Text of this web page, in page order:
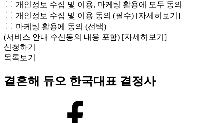
개인정보 수집 및 이용, 마케팅 활용에 모두 동의
개인정보 수집 및 이용 동의 (필수) [자세히보기]
마케팅 활용에 동의 (선택)
(서비스 안내 수신동의 내용 포함) [자세히보기]
신청하기
목록보기
결혼해 듀오 한국대표 결정사